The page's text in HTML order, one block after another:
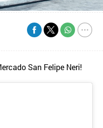
San Felipe Neri!